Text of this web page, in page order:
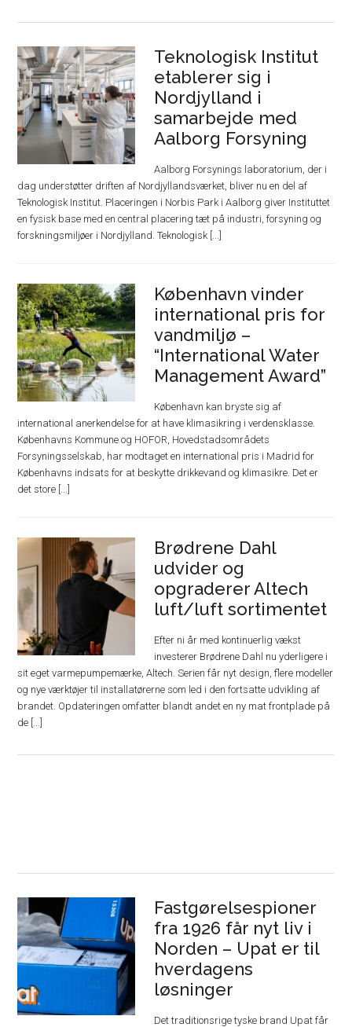
Teknologisk Institut
etablerer sig i
Nordjylland i
samarbejde med
Aalborg Forsyning
Aalborg Forsynings laboratorium, der i
dag understøtter driften af Nordjyllandsværket, bliver nu en del af
Teknologisk Institut. Placeringen i Norbis Park i Aalborg giver Instituttet
en fysisk base med en central placering tæt på industri, forsyning og
forskningsmiljøer i Nordjylland. Teknologisk [...]
København vinder
international pris for
vandmiljø –
“International Water
Management Award”
København kan bryste sig af
international anerkendelse for at have klimasikring i verdensklasse.
Københavns Kommune og HOFOR, Hovedstadsområdets
Forsyningsselskab, har modtaget en international pris i Madrid for
Københavns indsats for at beskytte drikkevand og klimasikre. Det er
det store [...]
Brødrene Dahl
udvider og
opgraderer Altech
luft/luft sortimentet
Efter ni år med kontinuerlig vækst
investerer Brødrene Dahl nu yderligere i
sit eget varmepumpemærke, Altech. Serien får nyt design, flere modeller
og nye værktøjer til installatørerne som led i den fortsatte udvikling af
brandet. Opdateringen omfatter blandt andet en ny mat frontplade på
de [...]
Fastgørelsespioner
fra 1926 får nyt liv i
Norden – Upat er til
hverdagens
løsninger
Det traditionsrige tyske brand Upat får